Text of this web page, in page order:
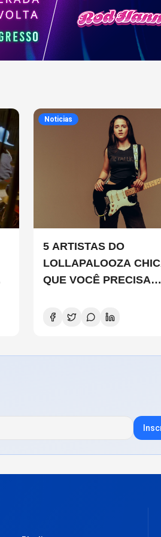
Noticias
5 ARTISTAS DO
LOLLAPALOOZA
QUE VOCÊ PRECISA